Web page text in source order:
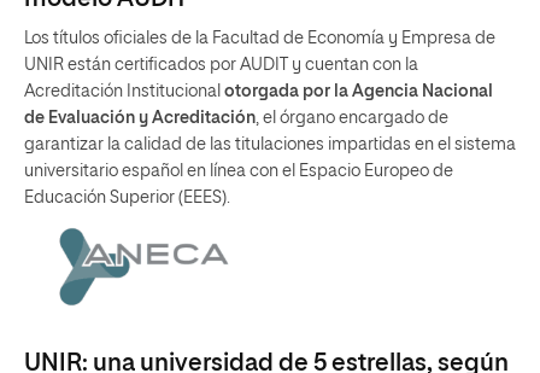
Los títulos oficiales de la Facultad de Economía y Empresa de
UNIR están certificados por AUDIT y cuentan con la
Acreditación Institucional otorgada por la Agencia Nacional
de Evaluación y Acreditación , el órgano encargado de
garantizar la calidad de las titulaciones impartidas en el sistema
universitario español en línea con el Espacio Europeo de
Educación Superior (EEES).
UNIR: una universidad de 5 estrellas, según